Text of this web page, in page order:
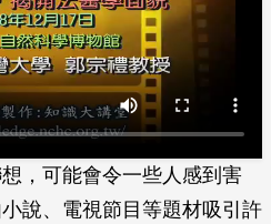
，可能會令一些人感到害
說、電視節目等題材吸引許